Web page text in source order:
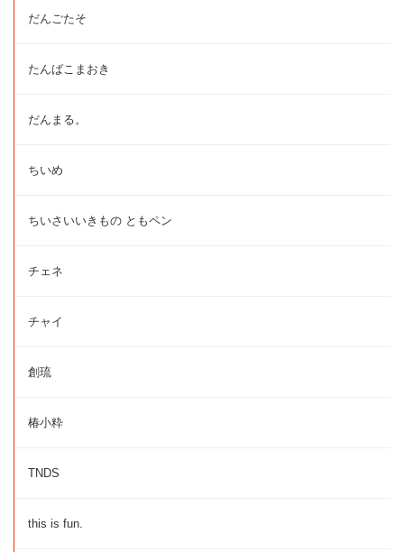
だんごたそ
たんばこまおき
だんまる。
ちいめ
ちいさいいきもの ともペン
チェネ
チャイ
創琉
椿小粋
TNDS
this is fun.